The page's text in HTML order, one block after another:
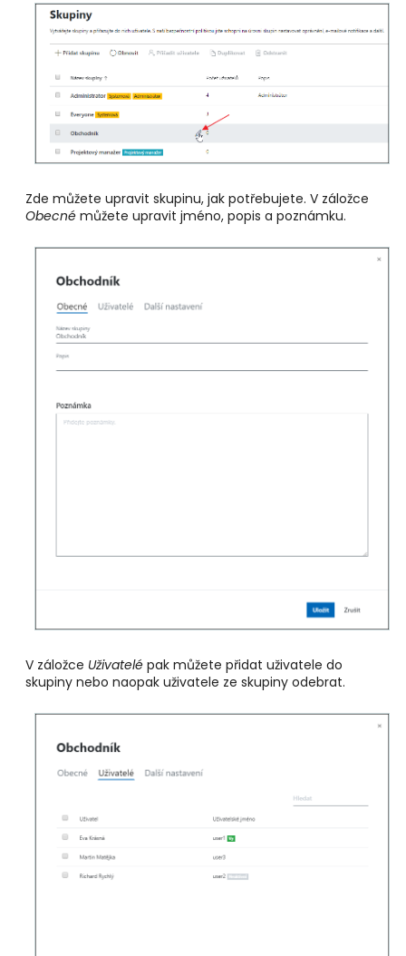
Zde můžete upravit skupinu, jak potřebujete. V záložce
Obecné můžete upravit jméno, popis a poznámku.
V záložce Uživatelé pak můžete přidat uživatele do
skupiny nebo naopak uživatele ze skupiny odebrat.